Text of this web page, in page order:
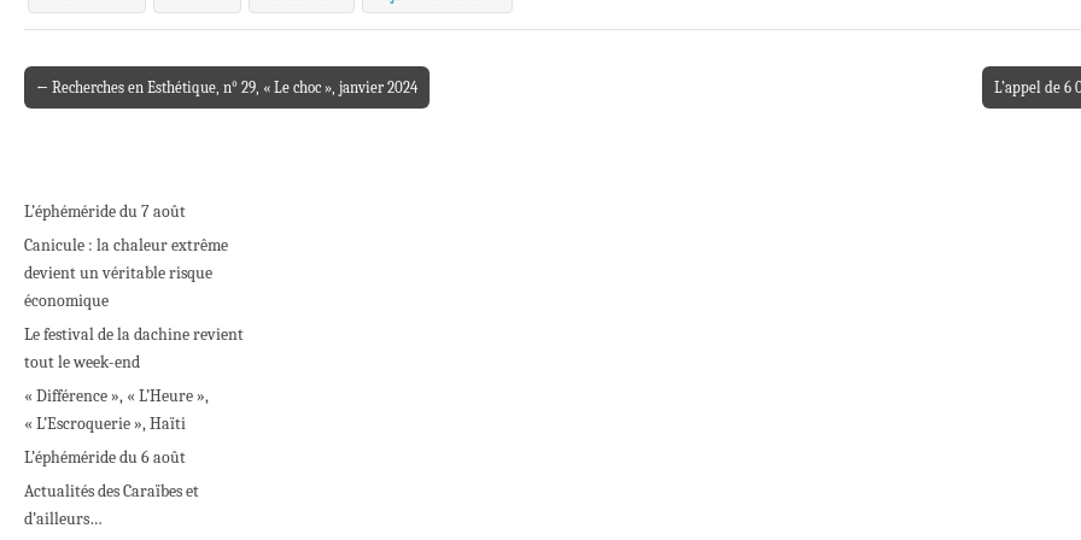
Post navigation
← Recherches en Esthétique, n° 29, « Le choc », janvier 2024 L’appel de 6
L’éphéméride du 7 août
Canicule : la chaleur extrême
devient un véritable risque
économique
Le festival de la dachine revient
tout le week-end
« Différence », « L’Heure »,
« L’Escroquerie », Haïti
L’éphéméride du 6 août
Actualités des Caraïbes et
d’ailleurs…